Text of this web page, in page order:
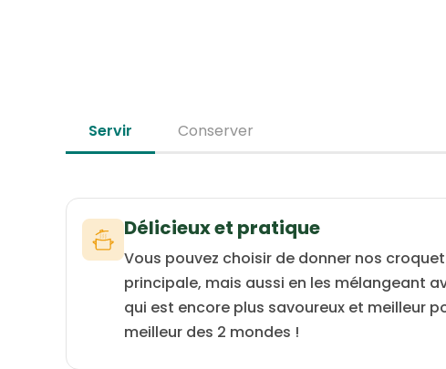
Servir Conserver
Délicieux et pratique
Vous pouvez choisir de donner nos
principale, mais aussi en les mélangeant
qui est encore plus savoureux et meilleur
meilleur des 2 mondes !